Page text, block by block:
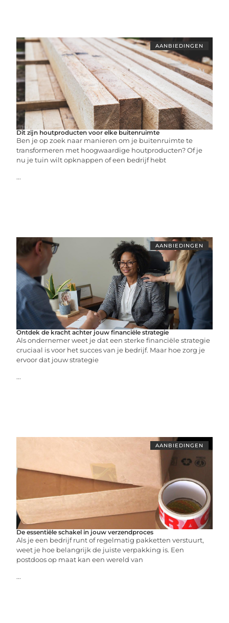
AANBIEDINGEN
Dit zijn houtproducten voor elke buitenruimte
Ben je op zoek naar manieren om je buitenruimte te
transformeren met hoogwaardige houtproducten? Of je
nu je tuin wilt opknappen of een bedrijf hebt
...
AANBIEDINGEN
Ontdek de kracht achter jouw financiële strategie
Als ondernemer weet je dat een sterke financiële strategie
cruciaal is voor het succes van je bedrijf. Maar hoe zorg je
ervoor dat jouw strategie
...
AANBIEDINGEN
De essentiële schakel in jouw verzendproces
Als je een bedrijf runt of regelmatig pakketten verstuurt,
weet je hoe belangrijk de juiste verpakking is. Een
postdoos op maat kan een wereld van
...